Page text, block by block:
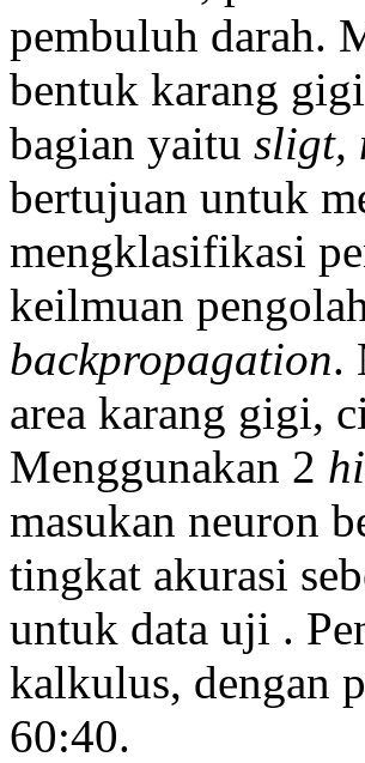
pembuluh darah.
bentuk karang
bagian yaitu sligt,
bertujuan untuk
mengklasifikasi
keilmuan
backpropagation.
area karang gigi,
Menggunakan 2
masukan neuron
tingkat akurasi
untuk data uji .
kalkulus, dengan
60:40.